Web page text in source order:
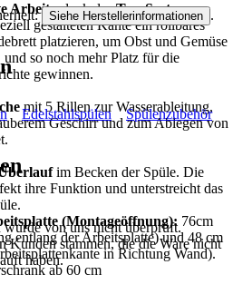
Arbeit -dank desTop-Systems
gestalteten Kante ein rollbares
platzieren, um Obst und Gemüse
so noch mehr Platz für die
gewinnen.
mit 5 Rillen zur Wasserableitung,
Geschirr und zum Ablegen von
im Becken der Spüle. Die
ihre Funktion und unterstreicht das
(Montageöffnung): 76cm
entlang der Arbeitsplatte) und 48 cm
in Richtung Wand).
ab 60 cm
Siehe Herstellerinformationen .
Edelstahlspülen
Spülenzubehör
von uns nicht überprüft.
Kunden stammen, die die Ware nicht
haben.